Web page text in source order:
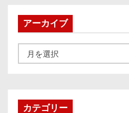
アーカイブ
ー
ブカテゴリー